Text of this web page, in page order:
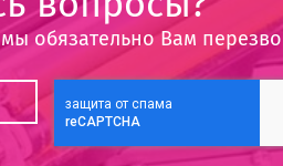
обязательно Вам